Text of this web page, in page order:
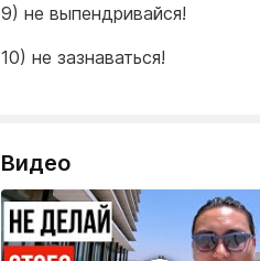
9) не выпендривайся!
10) не зазнаваться!
Видео